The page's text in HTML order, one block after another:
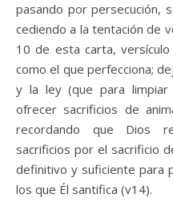
pasando por persecución,
cediendo a la tentación de
10 de esta carta,
como el que perfecciona;
y la ley (que para
ofrecer sacrificios de
recordando que Dios
sacrificios por el sacrificio
definitivo y suficiente para
los que Él santifica (v14).